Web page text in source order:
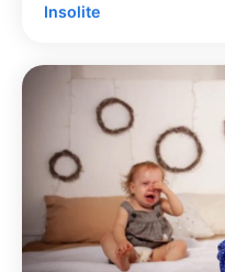
Insolite